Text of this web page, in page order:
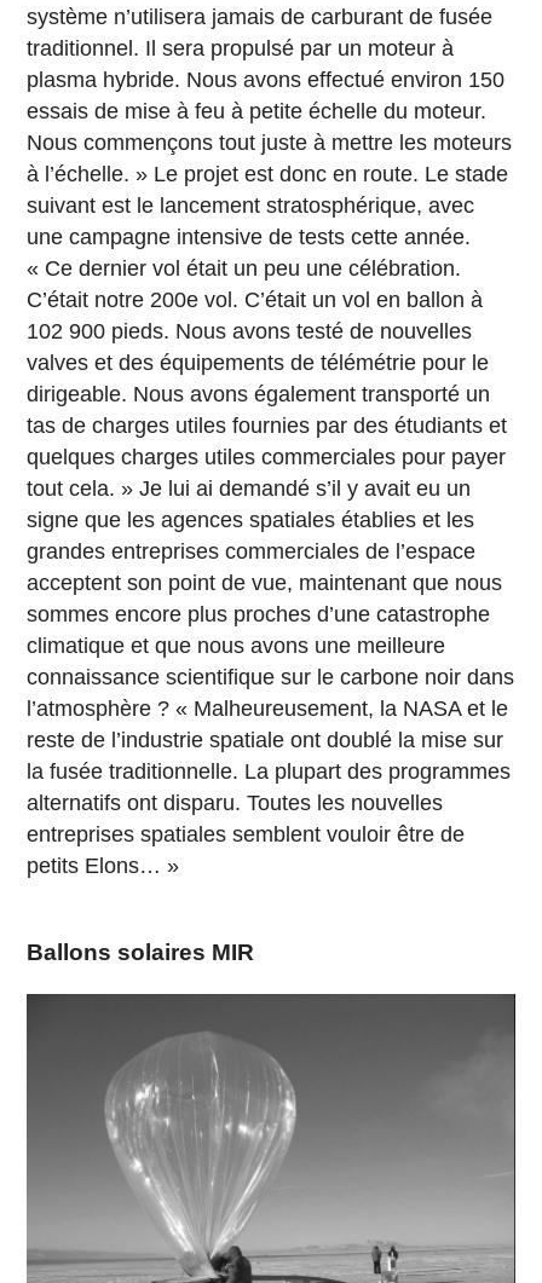
système n’utilisera jamais de carburant de fusée
traditionnel. Il sera propulsé par un moteur à
plasma hybride. Nous avons effectué environ 150
essais de mise à feu à petite échelle du moteur.
Nous commençons tout juste à mettre les moteurs
à l’échelle. » Le projet est donc en route. Le stade
suivant est le lancement stratosphérique, avec
une campagne intensive de tests cette année.
« Ce dernier vol était un peu une célébration.
C’était notre 200e vol. C’était un vol en ballon à
102 900 pieds. Nous avons testé de nouvelles
valves et des équipements de télémétrie pour le
dirigeable. Nous avons également transporté un
tas de charges utiles fournies par des étudiants et
quelques charges utiles commerciales pour payer
tout cela. » Je lui ai demandé s’il y avait eu un
signe que les agences spatiales établies et les
grandes entreprises commerciales de l’espace
acceptent son point de vue, maintenant que nous
sommes encore plus proches d’une catastrophe
climatique et que nous avons une meilleure
connaissance scientifique sur le carbone noir dans
l’atmosphère ? « Malheureusement, la NASA et le
reste de l’industrie spatiale ont doublé la mise sur
la fusée traditionnelle. La plupart des programmes
alternatifs ont disparu. Toutes les nouvelles
entreprises spatiales semblent vouloir être de
petits Elons… »
Ballons solaires MIR